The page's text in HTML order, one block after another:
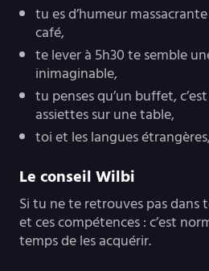
tu es d’humeur
café,
te lever à 5h30 te semble
inimaginable,
tu penses qu’un buffet,
assiettes sur une table,
toi et les langues
Le conseil Wilbi
Si tu ne te retrouves pas dans
et ces compétences : c’est
temps de les acquérir.